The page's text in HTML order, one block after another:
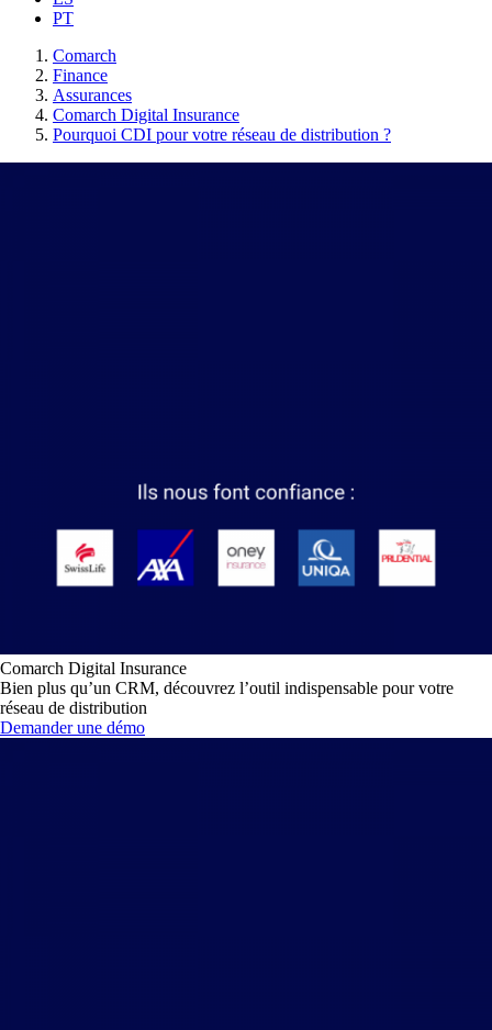
PT
Comarch
Finance
Assurances
Comarch Digital Insurance
Pourquoi CDI pour votre réseau de distribution ?
Comarch Digital Insurance
Bien plus qu’un CRM, découvrez l’outil indispensable pour votre
réseau de distribution
Demander une démo